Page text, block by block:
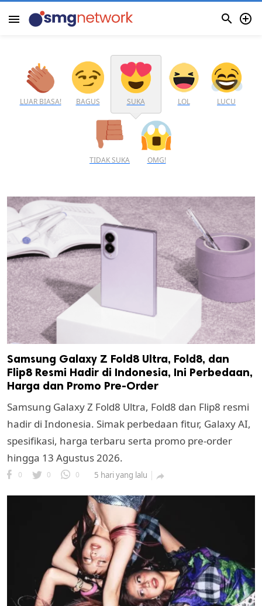
menu  
cipta.
LUAR BIASA! BAGUS SUKA LOL LUCU
TIDAK SUKA OMG!
Samsung Galaxy Z Fold8 Ultra, Fold8, dan
Flip8 Resmi Hadir di Indonesia, Ini Perbedaan,
Harga dan Promo Pre-Order
Samsung Galaxy Z Fold8 Ultra, Fold8 dan Flip8 resmi
hadir di Indonesia. Simak perbedaan fitur, Galaxy AI,
spesifikasi, harga terbaru serta promo pre-order
hingga 13 Agustus 2026.
0 0 0 5 hari yang lalu 